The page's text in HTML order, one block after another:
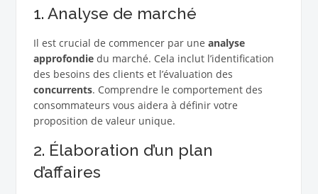
1. Analyse de marché
Il est crucial de commencer par une analyse
approfondiedu marché. Cela inclut l’identification
des besoins des clients et l’évaluation des
concurrents. Comprendre le comportement des
consommateurs vous aidera à définir votre
proposition de valeur unique.
2. Élaboration d’un plan
d’affaires